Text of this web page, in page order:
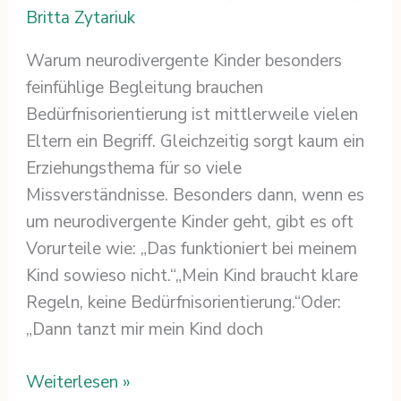
Britta Zytariuk
Warum neurodivergente Kinder besonders
feinfühlige Begleitung brauchen
Bedürfnisorientierung ist mittlerweile vielen
Eltern ein Begriff. Gleichzeitig sorgt kaum ein
Erziehungsthema für so viele
Missverständnisse. Besonders dann, wenn es
um neurodivergente Kinder geht, gibt es oft
Vorurteile wie: „Das funktioniert bei meinem
Kind sowieso nicht.“„Mein Kind braucht klare
Regeln, keine Bedürfnisorientierung.“Oder:
„Dann tanzt mir mein Kind doch
Weiterlesen »